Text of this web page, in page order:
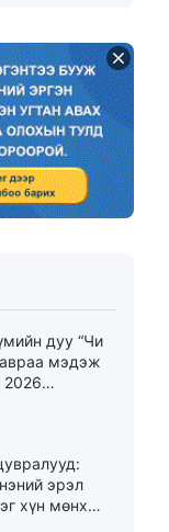
дуу хөгжим |
нь
дуу хөгжим |
дуу хөгжим |
дуу хөгжим |
нь
дуу “Чи
мэдэж
2026
эрэл
хүн мөнх